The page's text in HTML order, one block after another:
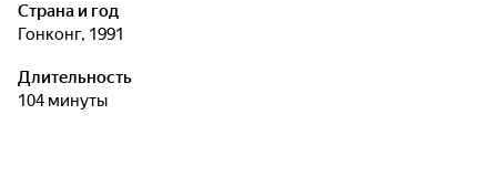
Страна и год
Гонконг, 1991
Длительность
104 минуты